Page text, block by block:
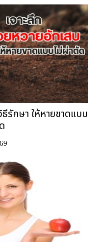
ธีรักษา ให้หายขาดแบบ